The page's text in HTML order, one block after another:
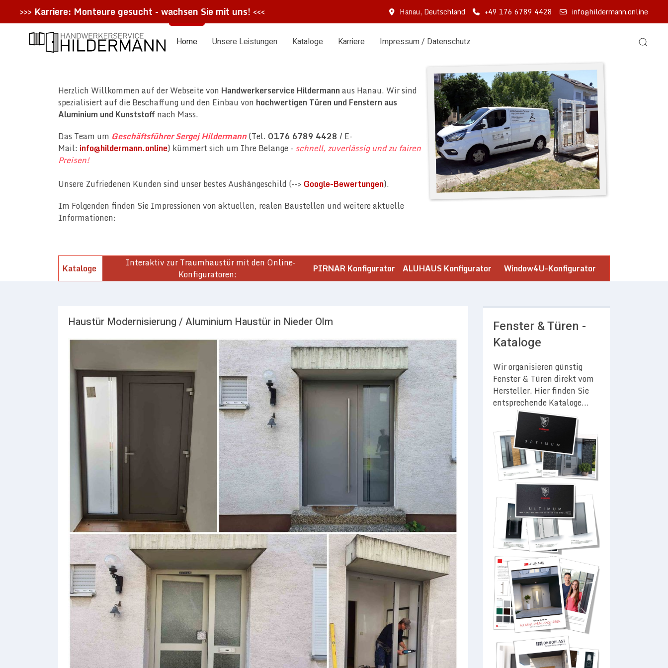
>>> Karriere: Monteure gesucht - wachsen Sie mit uns! <<< Hanau, Deutschland +49 176 6789 4428 info@hildermann.online
Home Unsere Leistungen Kataloge Karriere Impressum / Datenschutz
Herzlich Willkommen auf der Webseite von Handwerkerservice Hildermannaus Hanau. Wir sind
spezialisiert auf die Beschaffung und den Einbau von hochwertigen Türen und Fenstern aus
Aluminium und Kunststoff nach Mass.
Das Team um Geschäftsführer Sergej Hildermann(Tel. 0176 6789 4428 / E-
Mail: info@hildermann.online) kümmert sich um Ihre Belange - schnell, zuverlässig und zu fairen
Preisen!
Unsere Zufriedenen Kunden sind unser bestes Aushängeschild (--> Google-Bewertungen).
Im Folgenden finden Sie Impressionen von aktuellen, realen Baustellen und weitere aktuelle
Informationen:
Kataloge
Interaktiv zur Traumhaustür mit den Online-
Konfiguratoren:
PIRNAR Konfigurator ALUHAUS Konfigurator Window4U-Konfigurator
Haustür Modernisierung / Aluminium Haustür in Nieder Olm
Fenster & Türen -
Kataloge
Wir organisieren günstig
Fenster & Türen direkt vom
Hersteller. Hier finden Sie
entsprechende Kataloge...